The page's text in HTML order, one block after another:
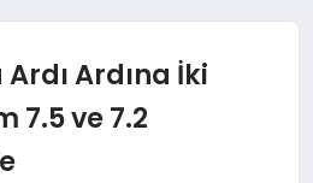
Ardına İki
7.5 ve 7.2